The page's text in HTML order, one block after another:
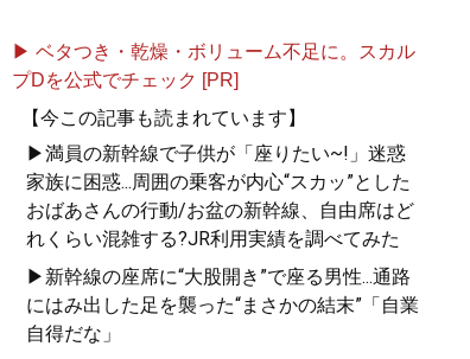
▶ ベタつき・乾燥・ボリューム不足に。スカル
プDを公式でチェック [PR]
【今この記事も読まれています】
▶満員の新幹線で子供が「座りたい~!」迷惑
家族に困惑...周囲の乗客が内心“スカッ”とした
おばあさんの行動/お盆の新幹線、自由席はど
れくらい混雑する?JR利用実績を調べてみた
▶新幹線の座席に“大股開き”で座る男性...通路
にはみ出した足を襲った“まさかの結末”「自業
自得だな」